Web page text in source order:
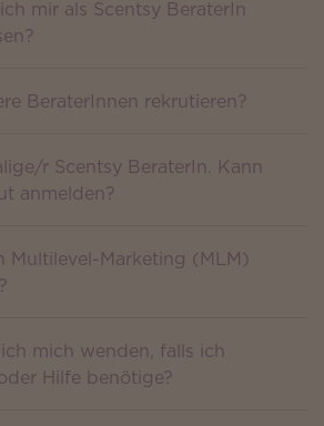
mir als Scentsy BeraterIn
BeraterInnen rekrutieren?
r Scentsy BeraterIn. Kann
anmelden?
Multilevel-Marketing (MLM)
mich wenden, falls ich
Hilfe benötige?